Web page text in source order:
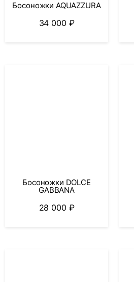
Босоножки AQUAZZURA
34 000 ₽
Босоножки DOLCE
GABBANA
28 000 ₽